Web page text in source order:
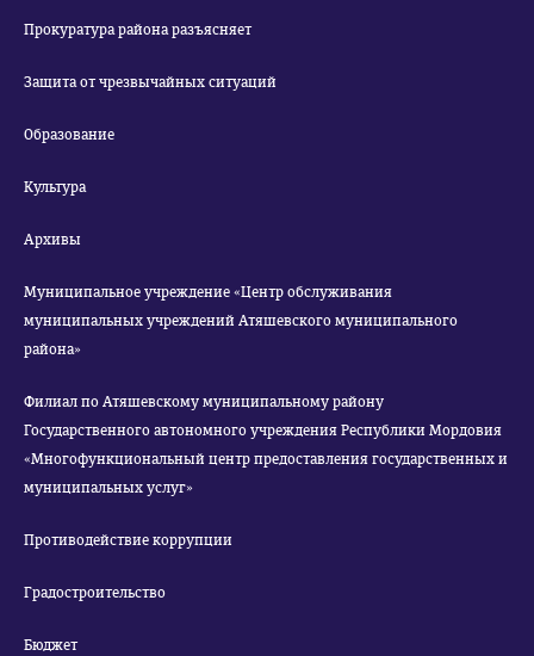
Прокуратура района разъясняет
Защита от чрезвычайных ситуаций
Образование
Культура
Архивы
Муниципальное учреждение «Центр обслуживания
муниципальных учреждений Атяшевского муниципального
района»
Филиал по Атяшевскому муниципальному району
Государственного автономного учреждения Республики Мордовия
«Многофункциональный центр предоставления государственных и
муниципальных услуг»
Противодействие коррупции
Градостроительство
Бюджет